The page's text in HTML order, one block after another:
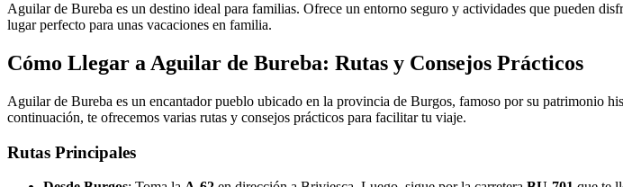
Aguilar de Bureba es un destino ideal para familias. Ofrece un entorno seguro y actividades que pueden
lugar perfecto para unas vacaciones en familia.
Cómo Llegar a Aguilar de Bureba: Rutas y Consejos Prácticos
Aguilar de Bureba es un encantador pueblo ubicado en la provincia de Burgos, famoso por su patrimonio
continuación, te ofrecemos varias rutas y consejos prácticos para facilitar tu viaje.
Rutas Principales